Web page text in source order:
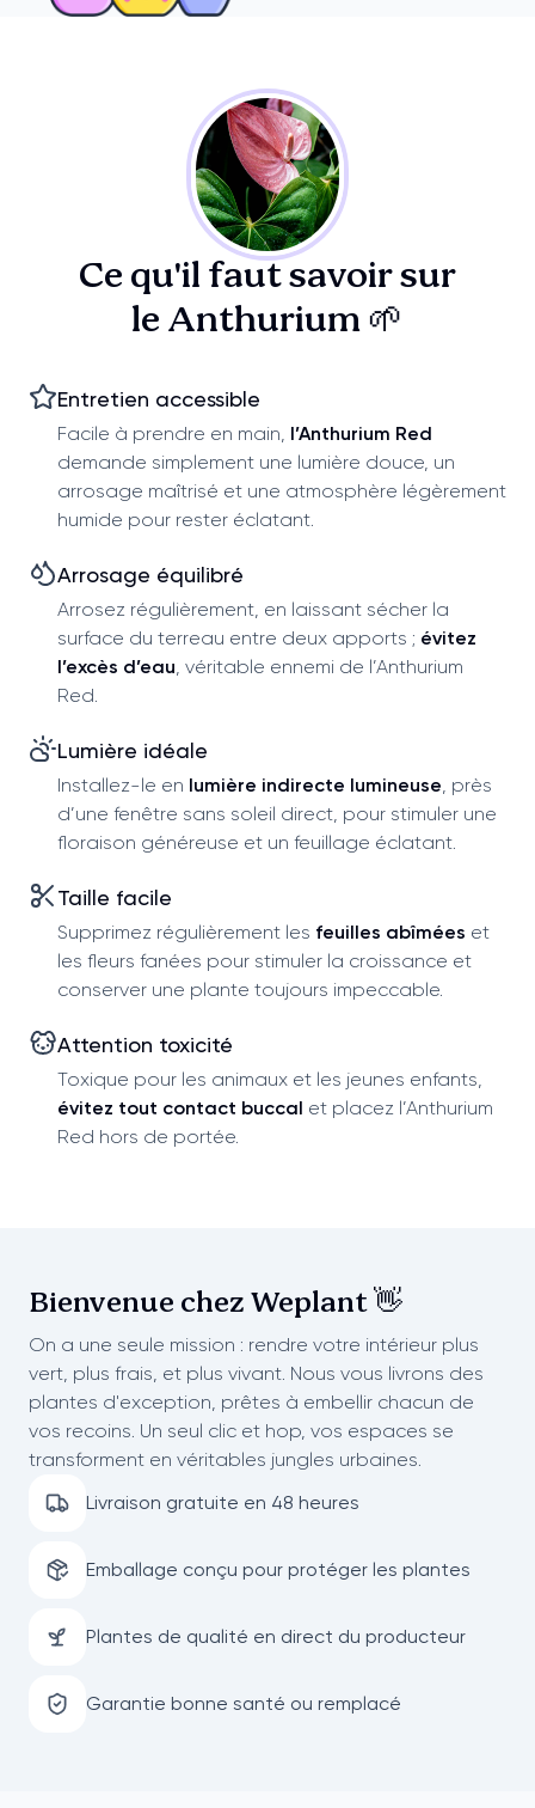
Ce qu'il faut savoir sur
le Anthurium 🌱
Entretien accessible
Facile à prendre en main, l’Anthurium Red
demande simplement une lumière douce, un
arrosage maîtrisé et une atmosphère légèrement
humide pour rester éclatant.
Arrosage équilibré
Arrosez régulièrement, en laissant sécher la
surface du terreau entre deux apports ; évitez
l’excès d’eau , véritable ennemi de l’Anthurium
Red.
Lumière idéale
Installez-le en lumière indirecte lumineuse , près
d’une fenêtre sans soleil direct, pour stimuler une
floraison généreuse et un feuillage éclatant.
Taille facile
Supprimez régulièrement les feuilles abîmées et
les fleurs fanées pour stimuler la croissance et
conserver une plante toujours impeccable.
Attention toxicité
Toxique pour les animaux et les jeunes enfants,
évitez tout contact buccal et placez l’Anthurium
Red hors de portée.
Bienvenue chez Weplant 👋
On a une seule mission : rendre votre intérieur plus
vert, plus frais, et plus vivant. Nous vous livrons des
plantes d'exception, prêtes à embellir chacun de
vos recoins. Un seul clic et hop, vos espaces se
transforment en véritables jungles urbaines.
Livraison gratuite en 48 heures
Emballage conçu pour protéger les plantes
Plantes de qualité en direct du producteur
Garantie bonne santé ou remplacé